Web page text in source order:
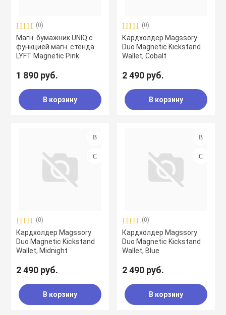
(0)
Магн. бумажник UNIQ с
функцией магн. стенда
LYFT Magnetic Pink
1 890 руб.
В корзину
(0)
Кардхолдер Magssory
Duo Magnetic Kickstand
Wallet, Cobalt
2 490 руб.
В корзину
(0)
Кардхолдер Magssory
Duo Magnetic Kickstand
Wallet, Midnight
2 490 руб.
В корзину
(0)
Кардхолдер Magssory
Duo Magnetic Kickstand
Wallet, Blue
2 490 руб.
В корзину